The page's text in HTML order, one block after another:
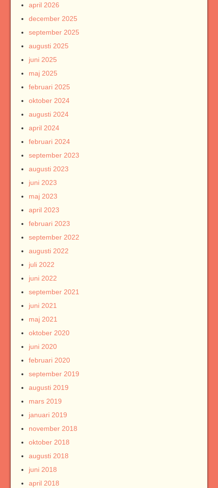
april 2026
december 2025
september 2025
augusti 2025
juni 2025
maj 2025
februari 2025
oktober 2024
augusti 2024
april 2024
februari 2024
september 2023
augusti 2023
juni 2023
maj 2023
april 2023
februari 2023
september 2022
augusti 2022
juli 2022
juni 2022
september 2021
juni 2021
maj 2021
oktober 2020
juni 2020
februari 2020
september 2019
augusti 2019
mars 2019
januari 2019
november 2018
oktober 2018
augusti 2018
juni 2018
april 2018